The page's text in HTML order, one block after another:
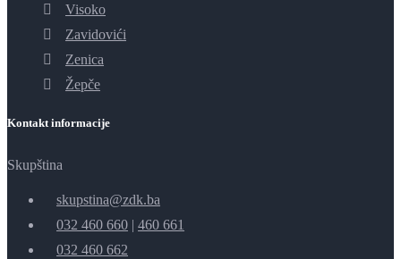
Visoko
Zavidovići
Zenica
Žepče
Kontakt informacije
Skupština
skupstina@zdk.ba
032 460 660 | 460 661
032 460 662